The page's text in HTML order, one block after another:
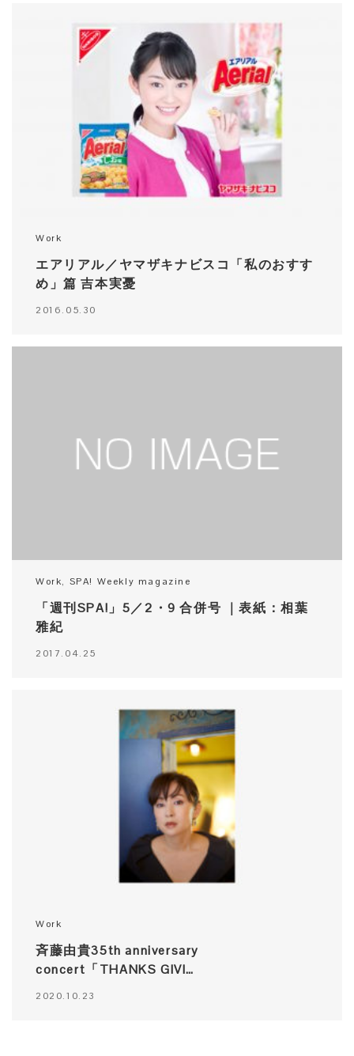
Work
エアリアル／ヤマザキナビスコ「私のおすす
め」篇 吉本実憂
2016.05.30
Work, SPA! Weekly magazine
「週刊SPA!」5／2・9 合併号 ｜表紙：相葉
雅紀
2017.04.25
Work
斉藤由貴35th anniversary
concert「THANKS GIVI…
2020.10.23